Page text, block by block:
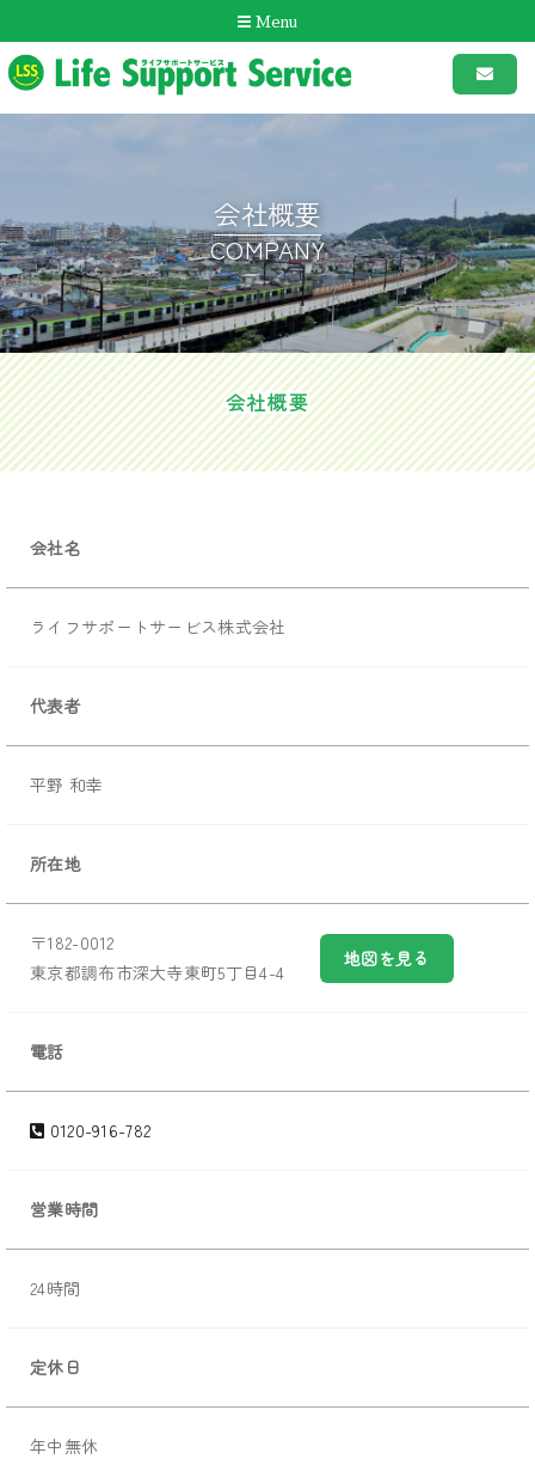
Menu
会社概要
COMPANY
会社概要
会社名
ライフサポートサービス株式会社
代表者
平野 和幸
所在地
〒182-0012
東京都調布市深大寺東町5丁目4-4
地図を見る
電話
0120-916-782
24時間
年中無休